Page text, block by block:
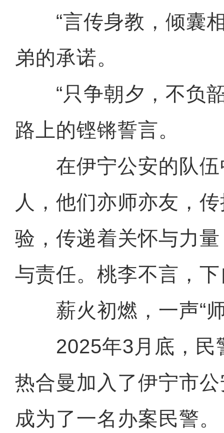
“言传身教，倾囊相
弟的承诺。
“只争朝夕，不负韶
路上的铿锵誓言。
在伊宁公安的队伍
人，他们亦师亦友，
验，传递着关怀与力
与责任。桃李不言，
薪火初燃，一声“师
2025年3月底，民
热合曼加入了伊宁市
成为了一名办案民警。